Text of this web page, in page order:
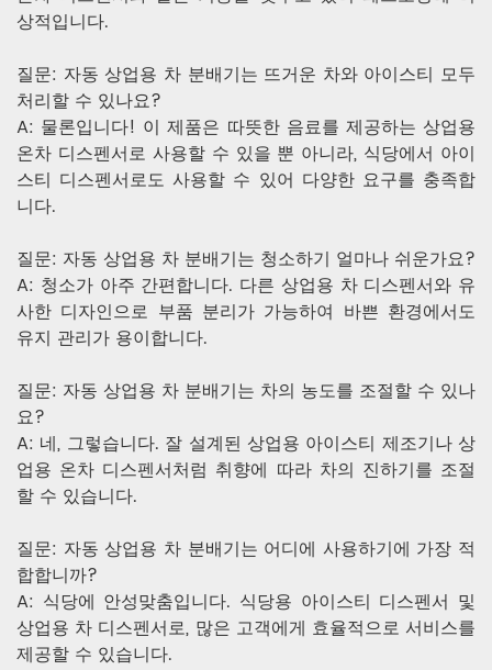
상적입니다.
질문: 자동 상업용 차 분배기는 뜨거운 차와 아이스티 모두
처리할 수 있나요?
A: 물론입니다! 이 제품은 따뜻한 음료를 제공하는 상업용
온차 디스펜서로 사용할 수 있을 뿐 아니라, 식당에서 아이
스티 디스펜서로도 사용할 수 있어 다양한 요구를 충족합
니다.
질문: 자동 상업용 차 분배기는 청소하기 얼마나 쉬운가요?
A: 청소가 아주 간편합니다. 다른 상업용 차 디스펜서와 유
사한 디자인으로 부품 분리가 가능하여 바쁜 환경에서도
유지 관리가 용이합니다.
질문: 자동 상업용 차 분배기는 차의 농도를 조절할 수 있나
요?
A: 네, 그렇습니다. 잘 설계된 상업용 아이스티 제조기나 상
업용 온차 디스펜서처럼 취향에 따라 차의 진하기를 조절
할 수 있습니다.
질문: 자동 상업용 차 분배기는 어디에 사용하기에 가장 적
합합니까?
A: 식당에 안성맞춤입니다. 식당용 아이스티 디스펜서 및
상업용 차 디스펜서로, 많은 고객에게 효율적으로 서비스를
제공할 수 있습니다.